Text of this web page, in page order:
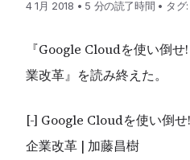
4 1月 2018 • 5 分の読了時間 • タグ:
『Google Cloudを使い倒
業改革』を読み終えた。
[-] Google Cloudを使い倒
企業改革 | 加藤昌樹